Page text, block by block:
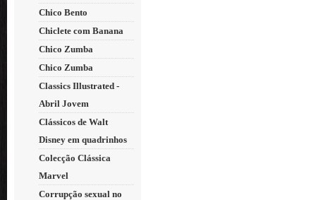
Chico Bento
Chiclete com Banana
Chico Zumba
Chico Zumba
Classics Illustrated -
Abril Jovem
Clássicos de Walt
Disney em quadrinhos
Colecção Clássica
Marvel
Corrupção sexual no